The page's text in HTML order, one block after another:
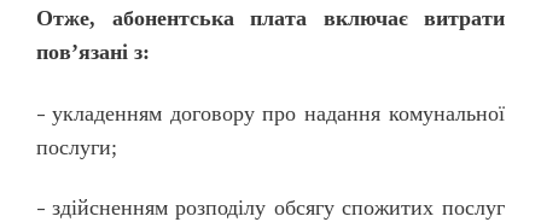
Отже, абонентська плата включає витрати
пов’язані з:
– укладенням договору про надання комунальної
послуги;
– здійсненням розподілу обсягу спожитих послуг